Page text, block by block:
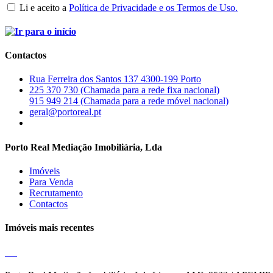
Li e aceito a Política de Privacidade e os Termos de Uso.
Contactos
Rua Ferreira dos Santos 137 4300-199 Porto
225 370 730 (Chamada para a rede fixa nacional)
915 949 214 (Chamada para a rede móvel nacional)
geral@portoreal.pt
Porto Real Mediação Imobiliária, Lda
Imóveis
Para Venda
Recrutamento
Contactos
Imóveis mais recentes